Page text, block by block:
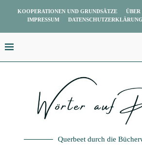
KOOPERATIONEN UND GRUNDSÄTZE
IMPRESSUM
DATENSCHUTZERKLÄRUNG
Querbeet durch die